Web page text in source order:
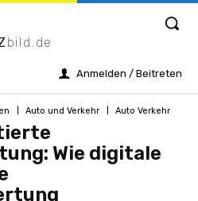
bild.de
Anmelden / Beitreten
Auto und Verkehr Auto Verkehr
Wie digitale